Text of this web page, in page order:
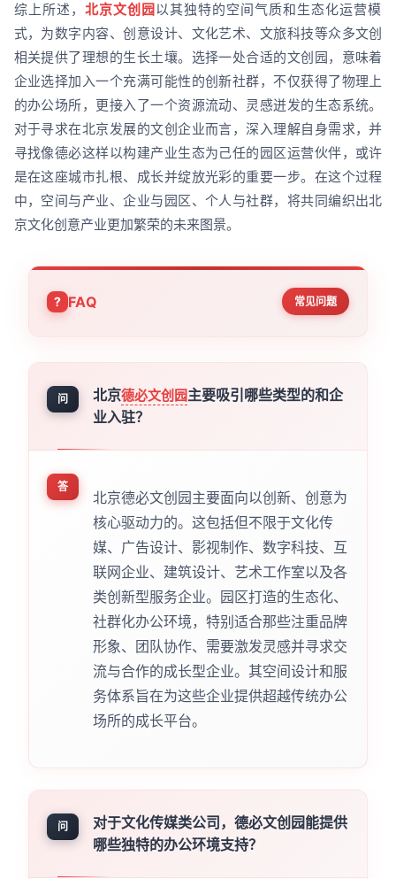
综上所述， 北京文创园以其独特的空间气质和生态化运营模
式，为数字内容、创意设计、文化艺术、文旅科技等众多文创
相关提供了理想的生长土壤。选择一处合适的文创园，意味着
企业选择加入一个充满可能性的创新社群，不仅获得了物理上
的办公场所，更接入了一个资源流动、灵感迸发的生态系统。
对于寻求在北京发展的文创企业而言，深入理解自身需求，并
寻找像德必这样以构建产业生态为己任的园区运营伙伴，或许
是在这座城市扎根、成长并绽放光彩的重要一步。在这个过程
中，空间与产业、企业与园区、个人与社群，将共同编织出北
京文化创意产业更加繁荣的未来图景。
FAQ 常见问题
问 北京德必文创园主要吸引哪些类型的和企
业入驻？
答
北京德必文创园主要面向以创新、创意为
核心驱动力的。这包括但不限于文化传
媒、广告设计、影视制作、数字科技、互
联网企业、建筑设计、艺术工作室以及各
类创新型服务企业。园区打造的生态化、
社群化办公环境，特别适合那些注重品牌
形象、团队协作、需要激发灵感并寻求交
流与合作的成长型企业。其空间设计和服
务体系旨在为这些企业提供超越传统办公
场所的成长平台。
问
对于文化传媒类公司，德必文创园能提供
哪些独特的办公环境支持？